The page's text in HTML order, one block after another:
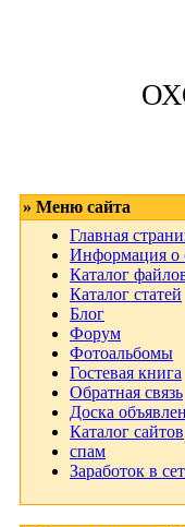
» Меню сайта
Главная
Информация о
Каталог
Каталог статей
Блог
Форум
Фотоальбомы
Гостевая книга
Обратная связь
Доска
Каталог сайтов
спам
Заработок в